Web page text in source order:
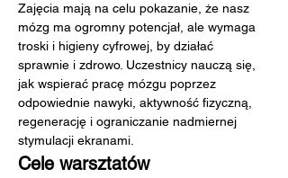
Zajęcia mają na celu pokazanie, że nasz
mózg ma ogromny potencjał, ale wymaga
troski i higieny cyfrowej, by działać
sprawnie i zdrowo. Uczestnicy nauczą się,
jak wspierać pracę mózgu poprzez
odpowiednie nawyki, aktywność fizyczną,
regenerację i ograniczanie nadmiernej
stymulacji ekranami.
Cele warsztatów